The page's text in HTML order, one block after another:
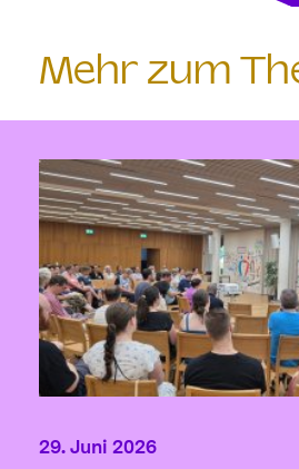
Mehr zum
29. Juni 2026